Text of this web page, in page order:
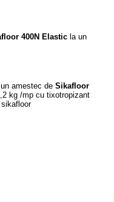
400N Elastic la un
amestec de Sikafloor
kg /mp cu tixotropizant